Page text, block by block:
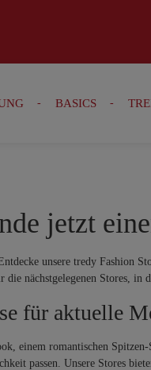
BASICS
jetzt
unsere tredy Fashion
nächstgelegenen Stores, in
für aktuelle
einem romantischen
passen. Unsere Stores